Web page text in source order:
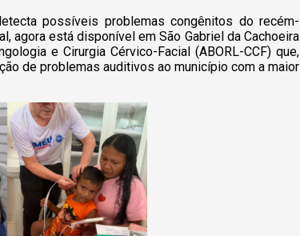
possíveis problemas congênitos do recém-
agora está disponível em São Gabriel da Cachoeira
e Cirurgia Cérvico-Facial (ABORL-CCF) que,
de problemas auditivos ao município com a maior